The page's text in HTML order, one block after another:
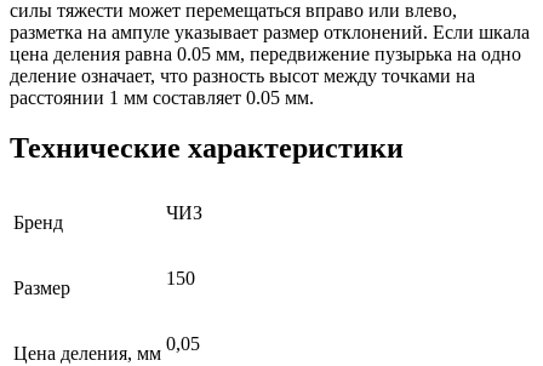
силы тяжести может перемещаться вправо или влево,
разметка на ампуле указывает размер отклонений. Если шкала
цена деления равна 0.05 мм, передвижение пузырька на одно
деление означает, что разность высот между точками на
расстоянии 1 мм составляет 0.05 мм.
Технические характеристики
Бренд ЧИЗ
Размер 150
Цена деления, мм 0,05